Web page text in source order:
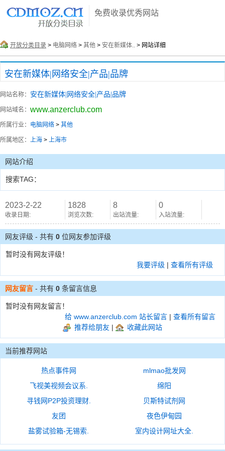
免费收录优秀网站
开放分类目录 > 电脑网络 > 其他 > 安在新媒体.. > 网站详细
安在新媒体|网络安全|产品|品牌
网站名称： 安在新媒体|网络安全|产品|品牌
网站域名： www.anzerclub.com
所属行业： 电脑网络 > 其他
所属地区： 上海 > 上海市
网站介绍
搜索TAG：
2023-2-22
收录日期:
1828
浏览次数:
8
出站流量:
0
入站流量:
网友评级 - 共有 0 位网友参加评级
暂时没有网友评级！
我要评级 | 查看所有评级
网友留言 - 共有 0 条留言信息
暂时没有网友留言！
给 www.anzerclub.com 站长留言 | 查看所有留言
推荐给朋友 | 收藏此网站
当前推荐网站
热点事件网
mlmao批发网
飞视美视频会议系.
绵阳
寻钱网P2P投资理财.
贝斯特试剂网
友团
夜色伊甸园
盐雾试验箱-无锡索.
室内设计网址大全.